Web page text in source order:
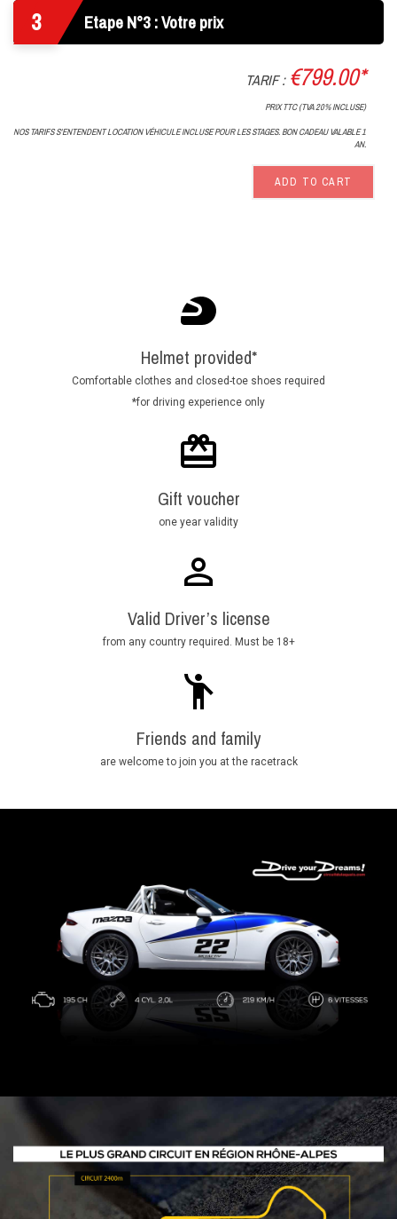
3 Etape N°3 : Votre prix
TARIF : €799.00*
PRIX TTC (TVA 20% INCLUSE)
NOS TARIFS S'ENTENDENT LOCATION VÉHICULE INCLUSE POUR LES STAGES. BON CADEAU VALABLE 1
AN.
ADD TO CART
Helmet provided*
Comfortable clothes and closed-toe shoes required
*for driving experience only
Gift voucher
one year validity
Valid Driver’s license
from any country required. Must be 18+
Friends and family
are welcome to join you at the racetrack